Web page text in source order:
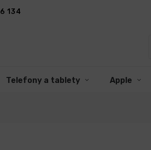
134
Telefony a tablety Apple